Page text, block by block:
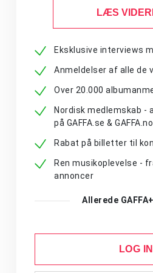
LÆS
Eksklusive interviews
Anmeldelser af alle de
Over 20.000
Nordisk medlemskab -
på GAFFA.se & GAFFA.no
Rabat på billetter til
Ren musikoplevelse -
annoncer
Allerede
LOG IN